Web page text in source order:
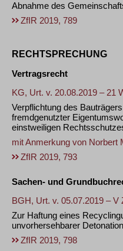
Abnahme des
ZfIR 2019, 789
RECHTSPRECHUNG
Vertragsrecht
KG, Urt. v. 20.08.2019 – 21
Verpflichtung des
fremdgenutzter
einstweiligen
mit Anmerkung von Norbert
ZfIR 2019, 793
Sachen- und
BGH, Urt. v. 05.07.2019 – V
Zur Haftung eines
unvorhersehbarer
ZfIR 2019, 798